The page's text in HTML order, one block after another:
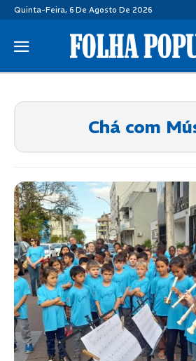
Quinta-Feira, 6 De Agosto De 2026
Chá com